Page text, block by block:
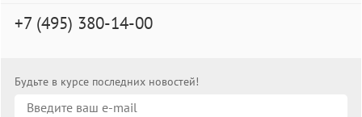
+7 (495) 380-14-00
Будьте в курсе последних новостей!